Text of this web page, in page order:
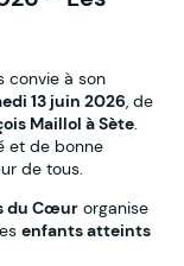
convie à son
13 juin 2026, de
Maillol à Sète.
et de bonne
de tous.
du Cœur organise
enfants atteints